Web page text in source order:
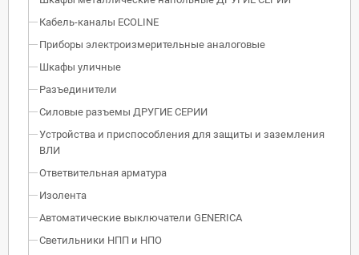
Кабель-каналы ECOLINE
Приборы электроизмерительные аналоговые
Шкафы уличные
Разъединители
Силовые разъемы ДРУГИЕ СЕРИИ
Устройства и приспособления для защиты и заземления
ВЛИ
Ответвительная арматура
Изолента
Автоматические выключатели GENERICA
Светильники НПП и НПО